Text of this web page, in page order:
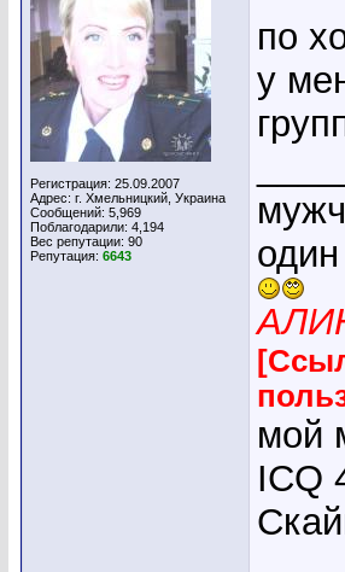
Регистрация: 25.09.2007
Адрес: г. Хмельницкий, Украина
Сообщений: 5,969
Поблагодарили: 4,194
Вес репутации: 90
Репутация: 6643
по
у
мой
ICQ